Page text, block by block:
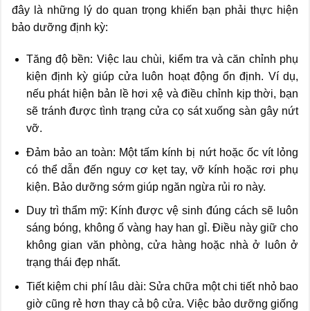
đây là những lý do quan trọng khiến bạn phải thực hiện
bảo dưỡng định kỳ:
Tăng độ bền: Việc lau chùi, kiểm tra và căn chỉnh phụ
kiện định kỳ giúp cửa luôn hoạt động ổn định. Ví dụ,
nếu phát hiện bản lề hơi xệ và điều chỉnh kịp thời, bạn
sẽ tránh được tình trạng cửa cọ sát xuống sàn gây nứt
vỡ.
Đảm bảo an toàn: Một tấm kính bị nứt hoặc ốc vít lỏng
có thể dẫn đến nguy cơ kẹt tay, vỡ kính hoặc rơi phụ
kiện. Bảo dưỡng sớm giúp ngăn ngừa rủi ro này.
Duy trì thẩm mỹ: Kính được vệ sinh đúng cách sẽ luôn
sáng bóng, không ố vàng hay han gỉ. Điều này giữ cho
không gian văn phòng, cửa hàng hoặc nhà ở luôn ở
trạng thái đẹp nhất.
Tiết kiệm chi phí lâu dài: Sửa chữa một chi tiết nhỏ bao
giờ cũng rẻ hơn thay cả bộ cửa. Việc bảo dưỡng giống